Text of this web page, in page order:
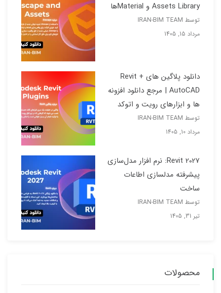
Assets Library و Materialها
توسط IRAN-BIM TEAM
مرداد 15, 1405
دانلود پلاگین های Revit +
AutoCAD | مرجع دانلود افزونه
ها و ابزارهای رویت و اتوکد
توسط IRAN-BIM TEAM
مرداد 10, 1405
Revit 2027: نرم افزار مدل‌سازی
پیشرفته مدلسازی اطاعات
ساخت
توسط IRAN-BIM TEAM
تیر 31, 1405
محصولات